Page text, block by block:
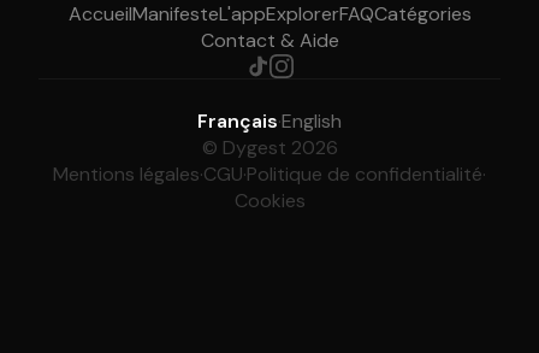
AccueilManifesteL'appExplorerFAQCatégories
Contact & Aide
Français·English
© Dygest 2026
Mentions légales·CGU·Politique de confidentialité·
Cookies